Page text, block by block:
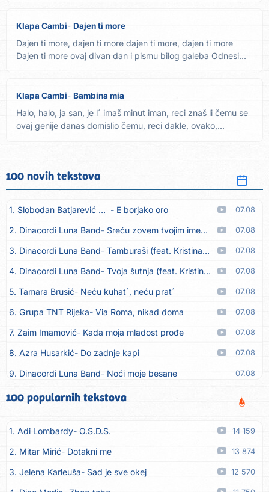
Klapa Cambi Dajen ti more
Dajen ti more, dajen ti more dajen ti more, dajen ti more
Dajen ti more ovaj divan dan i pismu bilog galeba Odnesi...
Klapa Cambi Bambina mia
Halo, halo, ja san, je l´ imaš minut iman, reci znaš li čemu se
ovaj genije danas domislio čemu, reci dakle, ovako,...
100 novih tekstova
1. Slobodan Batjarević Čobe E borjako oro 07.08
2. Dinacordi Luna Band Sreću zovem tvojim imenom (feat. Kristina Smetko) 07.08
3. Dinacordi Luna Band Tamburaši (feat. Kristina Smetko) 07.08
4. Dinacordi Luna Band Tvoja šutnja (feat. Kristina Smetko) 07.08
5. Tamara Brusić Neću kuhat´, neću prat´ 07.08
6. Grupa TNT Rijeka Via Roma, nikad doma 07.08
7. Zaim Imamović Kada moja mladost prođe 07.08
8. Azra Husarkić Do zadnje kapi 07.08
9. Dinacordi Luna Band Noći moje besane 07.08
10. Pet za 5 Pozdravi mi Stubicu
11. Dinacordi Luna Band Anđeo moj 07.08
12. Vesna Kartuš Vrati se 07.08
13. Severina Pozovi me ti (Anksiozna) 06.08
14. Fidellio Summer Time 06.08
100 popularnih tekstova
1. Adi Lombardy O.S.D.S. 14 159
2. Mitar Mirić Dotakni me 13 874
3. Jelena Karleuša Sad je sve okej 12 570